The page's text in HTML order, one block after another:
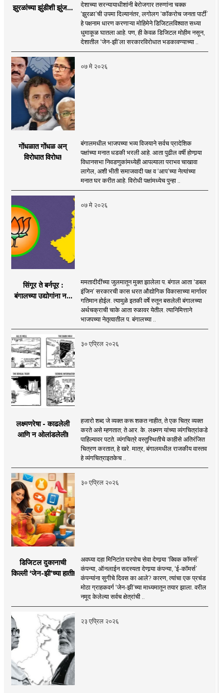
झुरळांच्या झुंडीशी झुंज...
देशाच्या सरन्यायाधीशांनी बेरोजगार तरुणांना चक्क
‌‘झुरळा‌’ची उपमा दिल्यानंतर, लगोलग ‌‘कॉकरोच जनता पार्टी’
हे पक्षनाम धारण करणाऱ्या मोहिमेने डिजिटलविश्वात सध्या
धुमाकूळ घातला आहे. पण, ही केवळ डिजिटल मोहीम नसून,
देशातील ‌‘जेन-झी‌’ला सरकारविरोधात भडकावण्याच्या ..
०७ मे २०२६
गोंधळात गोंधळ अन्
विरोधात विरोध!
बंगालमधील भाजपच्या भव्य विजयाने सर्वच प्रादेशिक
पक्षांच्या मनात धडकी भरली आहे. आता पुढील वर्षी होणार्‍या
विधानसभा निवडणुकांमध्येही आपल्याला पराभव चाखावा
लागेल, अशी भीती समाजवादी पक्ष व ‘आप’च्या नेत्यांच्या
मनात घर करीत आहे. विरोधी पक्षांमध्येच पुन्हा ..
०७ मे २०२६
सिंगूर ते बर्नपूर :
बंगालच्या उद्योगांना नवी
ममतादीदींच्या जुलमातून मुक्त झालेला प. बंगाल आता ‘डबल
इंजिन’ सरकारची कास धरत औद्योगिक विकासाच्या मार्गावर
गतिमान होईल. त्यामुळे इतकी वर्षे रुतून बसलेली बंगालच्या
अर्थचक्राची चाके आता रुळावर येतील. त्यानिमित्ताने
भाजपच्या नेतृत्वातील प. बंगालच्या ..
३० एप्रिल २०२६
लक्ष्मणरेषा - काढलेली
आणि न ओलांडलेली!
हजारो शब्द जे व्यक्त करू शकत नाहीत, ते एक चित्र व्यक्त
करते असे म्हणतात; ते आर. के. लक्ष्मण यांच्या व्यंगचित्रांकडे
पाहिल्यावर पटते. व्यंगचित्रे वस्तुस्थितीचे काहीसे अतिरंजित
चित्रण करतात, हे खरे. मात्र, बंगालमधील राजकीय वास्तव
हे व्यंगचित्राइतकेच ..
३० एप्रिल २०२६
डिजिटल दुकानाची
किल्ली ‘जेन-झी’च्या हाती!
अवघ्या दहा मिनिटांत घरपोच सेवा देणार्‍या ‘क्विक कॉमर्स’
कंपन्या, ऑनलाईन सदस्यता देणार्‍या कंपन्या, ‘ई-कॉमर्स’
कंपन्यांना सुगीचे दिवस का आले? कारण, त्यांचा एक प्रचंड
मोठा ग्राहकवर्ग ‘जेन-झी’च्या माध्यमातून तयार झाला. वरील
नमूद केलेल्या सर्वच क्षेत्रांची ..
२३ एप्रिल २०२६